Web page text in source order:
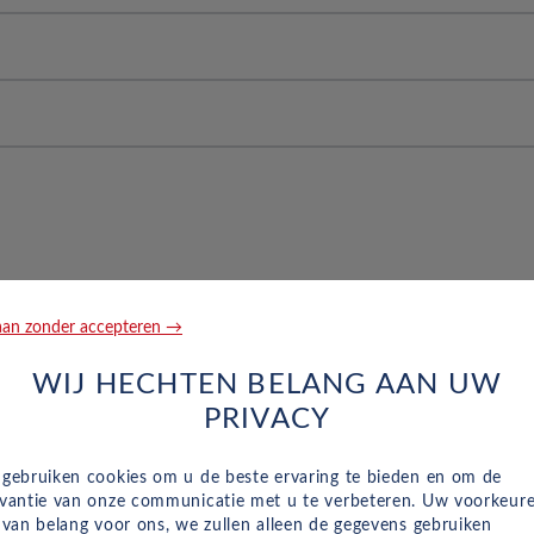
voertuigen, Tracker Systeem, 0 en autoprobleem assistentie
3-punts gordels achterin in het midden
van 6,5 40,6 en 16,5
115 kW
zonder accepteren →
WIJ HECHTEN BELANG AAN UW
PRIVACY
cookies om u de beste ervaring te bieden en om de
van onze communicatie met u te verbeteren. Uw
belang voor ons, we zullen alleen de gegevens gebruiken